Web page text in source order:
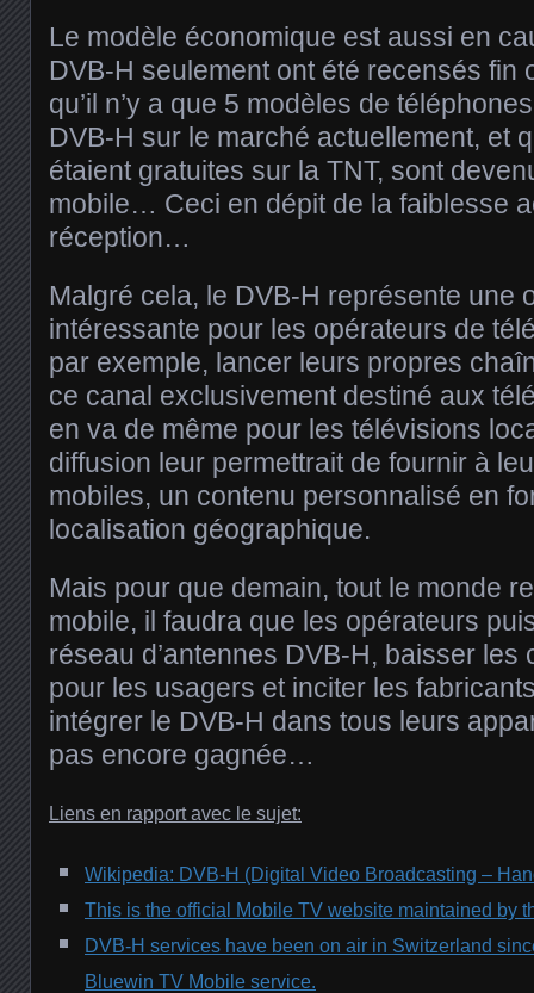
Le modèle économique est aussi en
DVB-H seulement ont été recensés
qu’il n’y a que 5 modèles de
DVB-H sur le marché actuellement, et
étaient gratuites sur la TNT, sont
mobile… Ceci en dépit de la faiblesse
réception…
Malgré cela, le DVB-H représente une
intéressante pour les opérateurs de
par exemple, lancer leurs propres
ce canal exclusivement destiné aux
en va de même pour les télévisions
diffusion leur permettrait de fournir à
mobiles, un contenu personnalisé en
localisation géographique.
Mais pour que demain, tout le monde
mobile, il faudra que les opérateurs
réseau d’antennes DVB-H, baisser les
pour les usagers et inciter les
intégrer le DVB-H dans tous leurs
pas encore gagnée…
Liens en rapport avec le sujet:
Wikipedia: DVB-H (Digital Video Broadcasting –
This is the official Mobile TV website maintained by
DVB-H services have been on air in Switzerland
Bluewin TV Mobile service.